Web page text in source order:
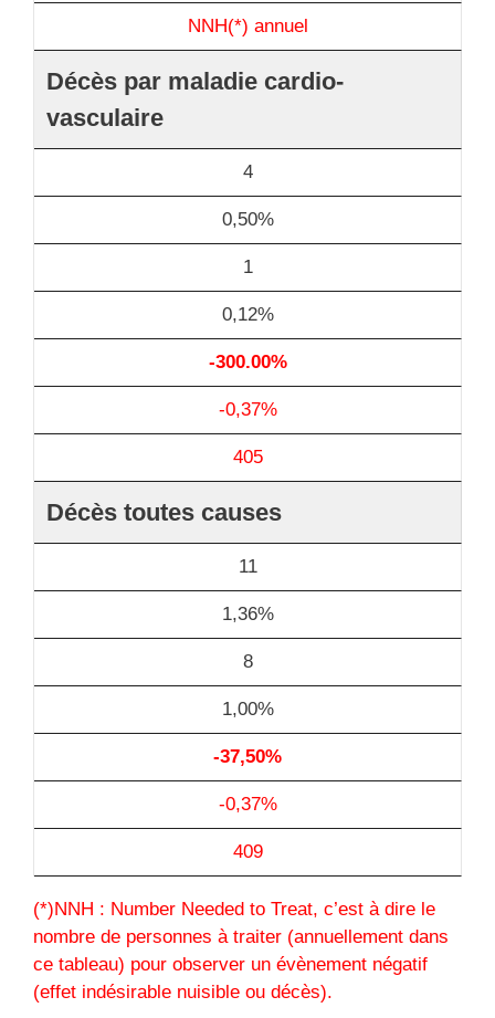
NNH(*) annuel
Décès par maladie cardio-
vasculaire
4
0,50%
1
0,12%
-300.00%
-0,37%
405
Décès toutes causes
11
1,36%
8
1,00%
-37,50%
-0,37%
409
(*)NNH : Number Needed to Treat, c’est à dire le
nombre de personnes à traiter (annuellement dans
ce tableau) pour observer un évènement négatif
(effet indésirable nuisible ou décès).